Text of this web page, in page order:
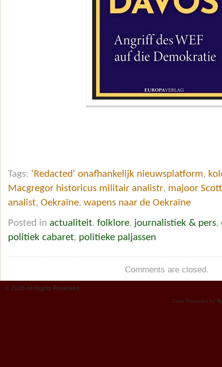
Tags: 'Redacted' onafhankelijk nieuwsplatform,
Macgregor historicus militair analistr, majoor
analist, Oekraïne, wapens naar de Oekraïne
Posted in actualiteit, folklore, journalistiek & pers,
politiek cabaret, politieke paljassen
Comments are closed.
© 2026 All Rights Reserved.
Copy Protected by